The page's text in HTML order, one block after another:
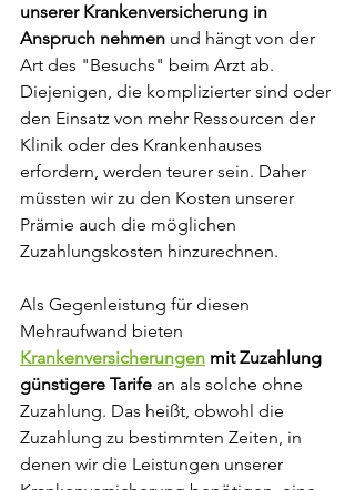
unserer Krankenversicherung in
Anspruch nehmen und hängt von der
Art des "Besuchs" beim Arzt ab.
Diejenigen, die komplizierter sind oder
den Einsatz von mehr Ressourcen der
Klinik oder des Krankenhauses
erfordern, werden teurer sein. Daher
müssten wir zu den Kosten unserer
Prämie auch die möglichen
Zuzahlungskosten hinzurechnen.
Als Gegenleistung für diesen
Mehraufwand bieten
Krankenversicherungen mit Zuzahlung
günstigere Tarife an als solche ohne
Zuzahlung. Das heißt, obwohl die
Zuzahlung zu bestimmten Zeiten, in
denen wir die Leistungen unserer